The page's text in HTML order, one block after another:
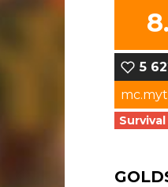
8.
5
Survival